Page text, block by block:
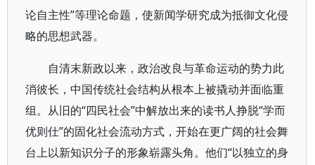
论自主性”等理论命题，使新闻学研究成为抵御文化侵
略的思想武器。
自清末新政以来，政治改良与革命运动的势力此
消彼长，中国传统社会结构从根本上被撬动并面临重
组。从旧的“四民社会”中解放出来的读书人挣脱“学而
优则仕”的固化社会流动方式，开始在更广阔的社会舞
台上以新知识分子的形象崭露头角。他们“以独立的身